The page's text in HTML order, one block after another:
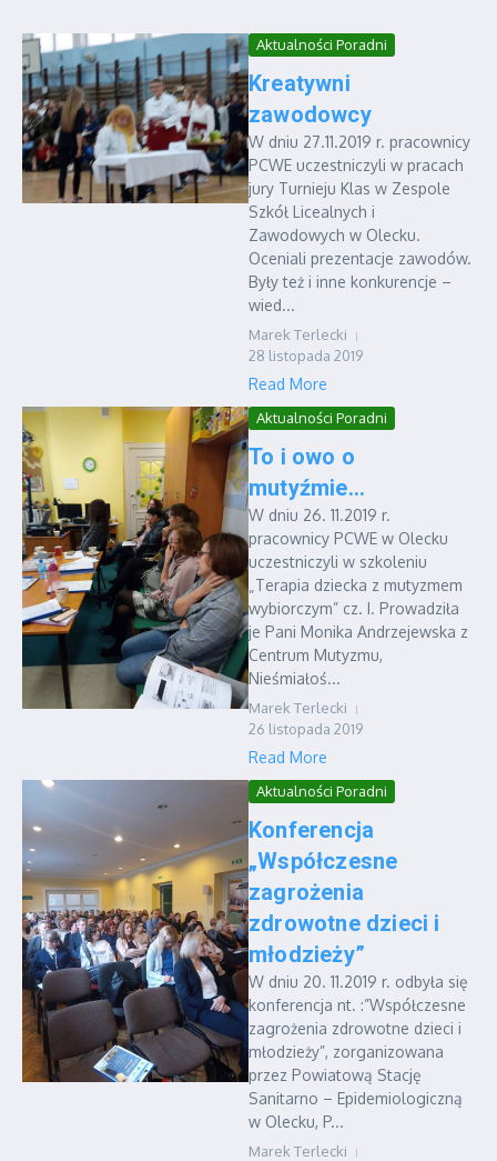
Aktualności Poradni
Kreatywni
zawodowcy
W dniu 27.11.2019 r. pracownicy
PCWE uczestniczyli w pracach
jury Turnieju Klas w Zespole
Szkół Licealnych i
Zawodowych w Olecku.
Oceniali prezentacje zawodów.
Były też i inne konkurencje –
wied...
Marek Terlecki
28 listopada 2019
Read More
Aktualności Poradni
To i owo o
mutyźmie…
W dniu 26. 11.2019 r.
pracownicy PCWE w Olecku
uczestniczyli w szkoleniu
„Terapia dziecka z mutyzmem
wybiorczym” cz. I. Prowadziła
je Pani Monika Andrzejewska z
Centrum Mutyzmu,
Nieśmiałoś...
Marek Terlecki
26 listopada 2019
Read More
Aktualności Poradni
Konferencja
„Współczesne
zagrożenia
zdrowotne dzieci i
młodzieży”
W dniu 20. 11.2019 r. odbyła się
konferencja nt. :”Współczesne
zagrożenia zdrowotne dzieci i
młodzieży”, zorganizowana
przez Powiatową Stację
Sanitarno – Epidemiologiczną
w Olecku, P...
Marek Terlecki